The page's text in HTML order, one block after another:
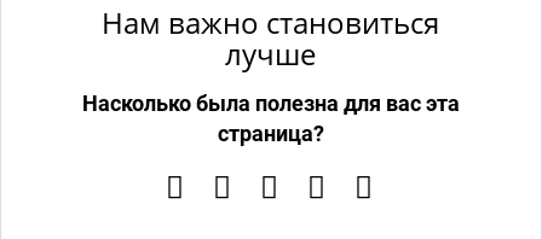
Нам важно становиться
лучше
Насколько была полезна для вас эта
страница?